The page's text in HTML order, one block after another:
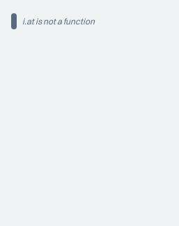
i.at is not a function